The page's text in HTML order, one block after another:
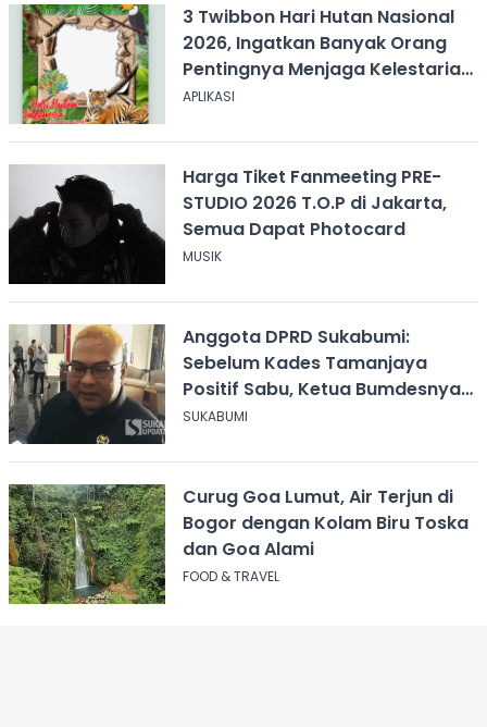
3 Twibbon Hari Hutan Nasional
2026, Ingatkan Banyak Orang
Pentingnya Menjaga Kelestarian
Hutan
APLIKASI
Harga Tiket Fanmeeting PRE-
STUDIO 2026 T.O.P di Jakarta,
Semua Dapat Photocard
MUSIK
Anggota DPRD Sukabumi:
Sebelum Kades Tamanjaya
Positif Sabu, Ketua Bumdesnya
Juga Terjerat Dugaan Narkoba
SUKABUMI
Curug Goa Lumut, Air Terjun di
Bogor dengan Kolam Biru Toska
dan Goa Alami
FOOD & TRAVEL